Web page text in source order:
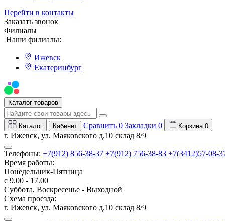
Перейти в контакты
Заказать звонок
Филиалы
Наши филиалы:
Ижевск
Екатеринбург
Каталог товаров
Каталог Кабинет Сравнить 0 Закладки 0 Корзина 0
г. Ижевск, ул. Маяковского д.10 склад 8/9
Телефоны: +7(912) 856-38-37 +7(912) 756-38-83 +7(3412)57-08-
Время работы:
Понедельник-Пятница
с 9.00 - 17.00
Суббота, Воскресенье - Выходной
Схема проезда:
г. Ижевск, ул. Маяковского д.10 склад 8/9